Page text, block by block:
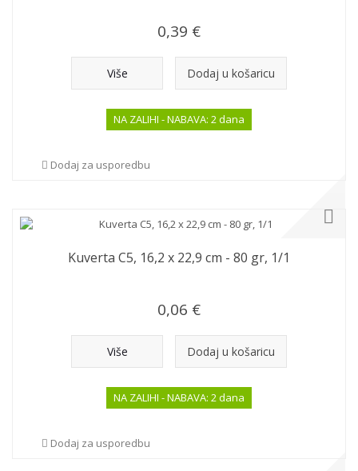
0,39 €
Više Dodaj u košaricu
NA ZALIHI - NABAVA: 2 dana
Dodaj za usporedbu
Kuverta C5, 16,2 x 22,9 cm - 80 gr, 1/1
0,06 €
Više Dodaj u košaricu
NA ZALIHI - NABAVA: 2 dana
Dodaj za usporedbu